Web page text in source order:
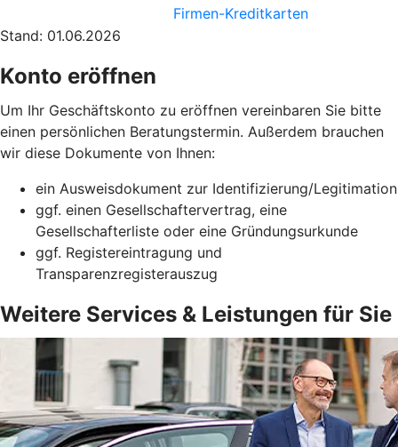
Firmen-Kreditkarten
Stand: 01.06.2026
Konto eröffnen
Um Ihr Geschäftskonto zu eröffnen vereinbaren Sie bitte
einen persönlichen Beratungstermin. Außerdem brauchen
wir diese Dokumente von Ihnen:
ein Ausweisdokument zur Identifizierung/Legitimation
ggf. einen Gesellschaftervertrag, eine
Gesellschafterliste oder eine Gründungsurkunde
ggf. Registereintragung und
Transparenzregisterauszug
Weitere Services & Leistungen für Sie